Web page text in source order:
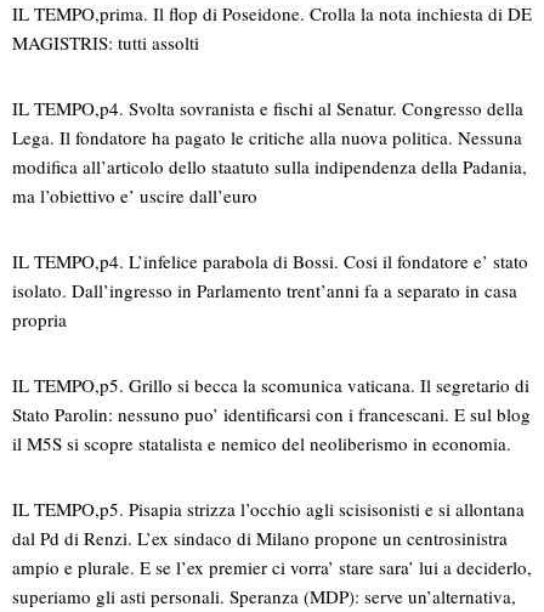
IL TEMPO,prima. Il flop di Poseidone. Crolla la nota inchiesta di DE
MAGISTRIS: tutti assolti
IL TEMPO,p4. Svolta sovranista e fischi al Senatur. Congresso della
Lega. Il fondatore ha pagato le critiche alla nuova politica. Nessuna
modifica all’articolo dello staatuto sulla indipendenza della Padania,
ma l’obiettivo e’ uscire dall’euro
IL TEMPO,p4. L’infelice parabola di Bossi. Cosi il fondatore e’ stato
isolato. Dall’ingresso in Parlamento trent’anni fa a separato in casa
propria
IL TEMPO,p5. Grillo si becca la scomunica vaticana. Il segretario di
Stato Parolin: nessuno puo’ identificarsi con i francescani. E sul blog
il M5S si scopre statalista e nemico del neoliberismo in economia.
IL TEMPO,p5. Pisapia strizza l’occhio agli scisisonisti e si allontana
dal Pd di Renzi. L’ex sindaco di Milano propone un centrosinistra
ampio e plurale. E se l’ex premier ci vorra’ stare sara’ lui a deciderlo,
superiamo gli asti personali. Speranza (MDP): serve un’alternativa,